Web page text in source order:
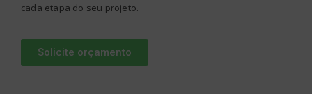
cada etapa do seu projeto.
Solicite orçamento